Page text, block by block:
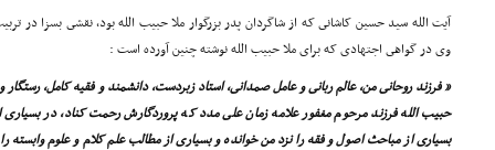
آیت الله سید حسین کاشانى که از شاگردان پدر بزرگوار ملا حبیب الله بود، نقشى بسزا در
وى در گواهى اجتهادى که براى ملا حبیب الله نوشته چنین آورده است :
« فرزند روحانى من، عالم ربانى و عامل صمدانى، استاد زبردست، دانشمند و فقیه کامل، رستگار
حبیب الله فرزند مرحوم مغفور علامه زمان على مدد که پروردگارش رحمت کناد، در
بسیارى از مباحث اصول و فقه را نزد من خوانده و بسیارى از مطالب علم کلام و علوم وابسته